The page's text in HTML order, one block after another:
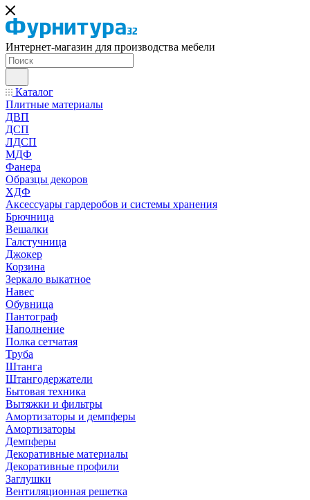
Интернет-магазин для производства мебели
Каталог
Плитные материалы
ДВП
ДСП
ЛДСП
МДФ
Фанера
Образцы декоров
ХДФ
Аксессуары гардеробов и системы хранения
Брючница
Вешалки
Галстучница
Джокер
Корзина
Зеркало выкатное
Навес
Обувница
Пантограф
Наполнение
Полка сетчатая
Труба
Штанга
Штангодержатели
Бытовая техника
Вытяжки и фильтры
Амортизаторы и демпферы
Амортизаторы
Демпферы
Декоративные материалы
Декоративные профили
Заглушки
Вентиляционная решетка